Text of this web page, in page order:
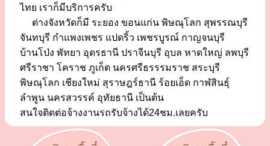
ไทย เราก็มีบริการครับ
ต่างจังหวัดก็มี ระยอง ขอนแก่น พิษณุโลก สุพรรณบุรี
จันทบุรี กำแพงเพชร แปดริ้ว เพชรบูรณ์ กาญจนบุรี
บ้านโป่ง พัทยา อุดรธานี ปราจีนบุรี อุบล หาดใหญ่ ลพบุรี
ศรีราชา โคราช ภูเก็ต นครศรีธรรรมราช สระบุรี
พิษณุโลก เชียงใหม่ สุราษฎร์ธานี ร้อยเอ็ด กาฬสินธุ์
ลำพูน นครสวรรค์ อุทัยธานี เป็นต้น
สนใจติดต่อจ้างงานรถรับจ้างได้24ชม.เลยครับ